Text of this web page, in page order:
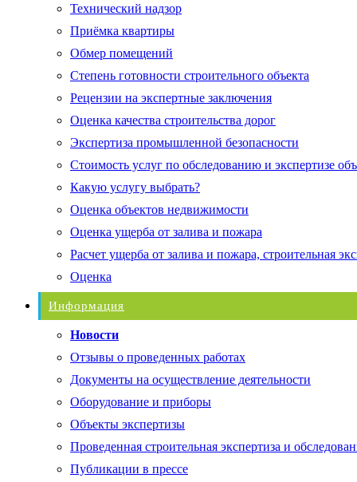
Технический надзор
Приёмка квартиры
Обмер помещений
Степень готовности строительного объекта
Рецензии на экспертные заключения
Оценка качества строительства дорог
Экспертиза промышленной безопасности
Стоимость услуг по обследованию и экспертизе
Какую услугу выбрать?
Оценка объектов недвижимости
Оценка ущерба от залива и пожара
Расчет ущерба от залива и пожара, строительная
Оценка
Информация
Новости
Отзывы о проведенных работах
Документы на осуществление деятельности
Оборудование и приборы
Объекты экспертизы
Проведенная строительная экспертиза и
Публикации в прессе